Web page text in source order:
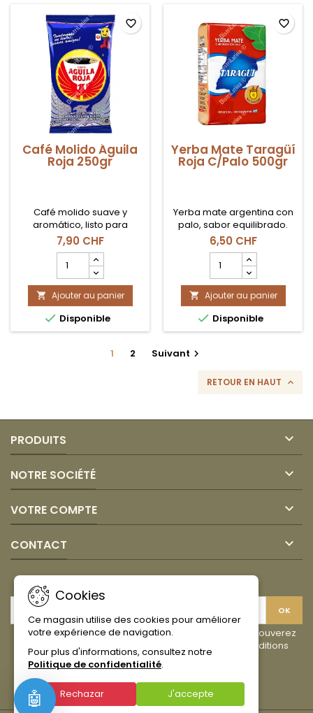
453.59gr
Santo
Domingo
Café Molido Águila
Roja 250gr
Café molido suave y
aromático, listo para
preparar.
7,90 CHF
quantité
du
produit
Café
Molido
Águila
 Ajouter au panier
 Disponible
favorite_border
Yerba Mate Taragüí
Roja C/Palo 500gr
Yerba mate argentina con
palo, sabor equilibrado.
6,50 CHF
quantité
du
produit
Yerba
Mate
Taragüí
 Ajouter au panier
 Disponible
favorite_border
1 2 Suivant 
RETOUR EN HAUT 
PRODUITS 
NOTRE SOCIÉTÉ 
VOTRE COMPTE 
CONTACT 
Cookies
Ce magasin utilise des cookies pour améliorer
votre expérience de navigation.
Pour plus d'informations, consultez notre
Politique de confidentialité.
Rechazar J'accepte
🤖
Vous pouvez vous désinscrire à tout moment. Vous trouverez
pour cela nos informations de contact dans les conditions
d'utilisation du site.
FacebookInstagram
TikTok